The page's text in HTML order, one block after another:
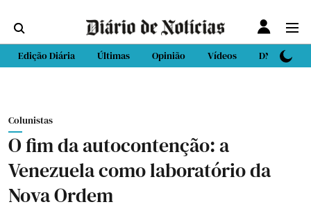
Edição Diária Últimas Opinião Vídeos DN Sport
Colunistas
O fim da autocontenção: a
Venezuela como laboratório da
Nova Ordem